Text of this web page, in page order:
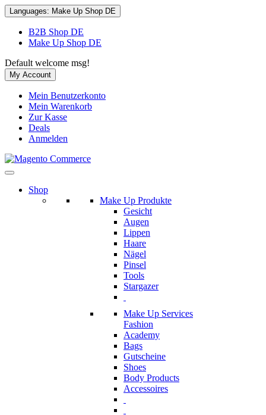
Languages: Make Up Shop DE
B2B Shop DE
Make Up Shop DE
Default welcome msg!
My Account
Mein Benutzerkonto
Mein Warenkorb
Zur Kasse
Deals
Anmelden
Shop
Make Up Produkte
Gesicht
Augen
Lippen
Haare
Nägel
Pinsel
Tools
Stargazer
Make Up Services
Fashion
Academy
Bags
Gutscheine
Shoes
Body Products
Accessoires